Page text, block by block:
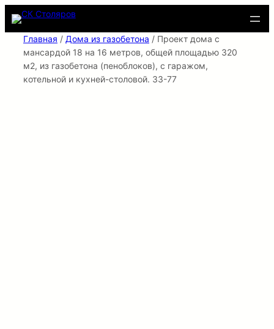
Перейти
содержимому
Главная / Дома из газобетона / Проект дома с
мансардой 18 на 16 метров, общей площадью 320
м2, из газобетона (пеноблоков), c гаражом,
котельной и кухней-столовой. 33-77